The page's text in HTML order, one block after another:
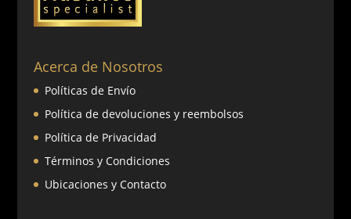
Acerca de Nosotros
Políticas de Envío
Política de devoluciones y reembolsos
Política de Privacidad
Términos y Condiciones
Ubicaciones y Contacto